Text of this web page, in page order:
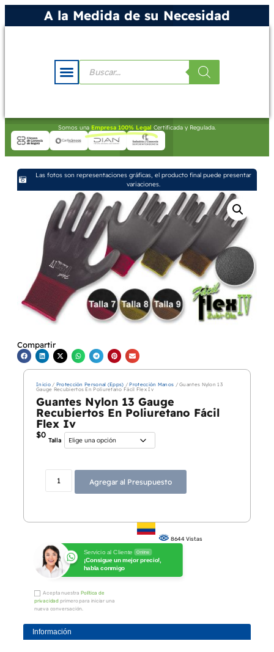
A la Medida de su Necesidad
Somos una Empresa 100% Legal Certificada y Regulada.
Las fotos son representaciones gráficas, el producto final puede presentar
variaciones.
Compartir
Inicio/ Protección Personal (Epps) /Protección Manos / Guantes Nylon 13
Gauge Recubiertos En Poliuretano Fácil Flex Iv
Guantes Nylon 13 Gauge
Recubiertos En Poliuretano Fácil
Flex Iv
$0
Talla
Agregar al Presupuesto
Servicio al Cliente Online
¡Consigue un mejor precio!,
habla conmigo
Acepta nuestra Política de
privacidad primero para iniciar una
nueva conversación.
8644 Vistas
Información